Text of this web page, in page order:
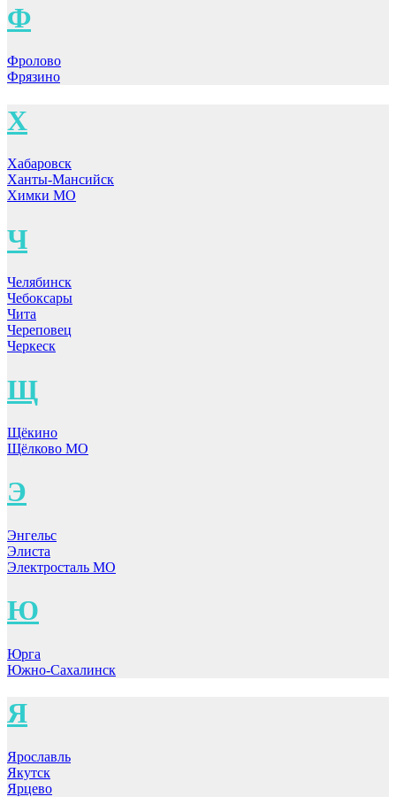
Ф
Фролово
Фрязино
Х
Хабаровск
Ханты-Мансийск
Химки МО
Ч
Челябинск
Чебоксары
Чита
Череповец
Черкеск
Щ
Щёкино
Щёлково МО
Э
Энгельс
Элиста
Электросталь МО
Ю
Юрга
Южно-Сахалинск
Я
Ярославль
Якутск
Ярцево